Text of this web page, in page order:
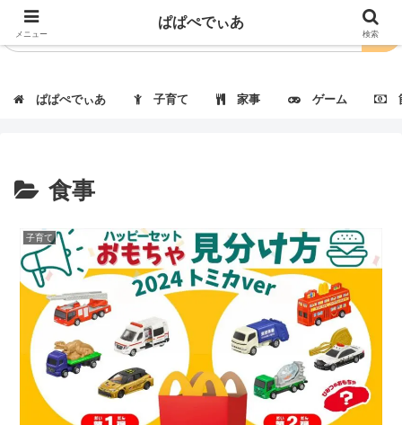
ぱぱぺでぃあ 子育て 家事 ゲーム
食事
子育て
メニュー
ぱぱぺでぃあ
検索